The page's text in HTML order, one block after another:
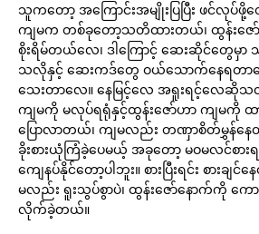
သူကတော့ အကြောင်းအမျိုးပြပြီး ဖင်လုပ်
ကျမက တစ်ခုတော့သတိထားတယ်၊ ထွန်းဇော်
စိုးရိမ်တယ်လေ၊ ဒါကြောင့် ဆေးဆိုင်တွေမှ
သလိုနှင့် ဆေးကဒ်တွေ ဝယ်သောက်နေရတာပေ
သေးတာလေ။ နေမြင့်လေ အရူးရင့်လေဆို
ကျမကို မလုပ်ရရုံနှင့်ထွန်းဇော်ဟာ ကျမကို ထာ
ပြောလာတယ်၊ ကျမလည်း တဏှာစိတ်မွှန်နေ
ခိုးစားယုံကြံခဲ့ပေမယ့် အခုတော့ မဝမလင်စ
ကျေနပ်နိုင်တော့ပါဘူး။ စားပြီးရင်း စားချ
မလည်း ရူးသွပ်စွာပဲ၊ ထွန်းဇော်နောက်ကို က
လိုက်ခဲ့တယ်။